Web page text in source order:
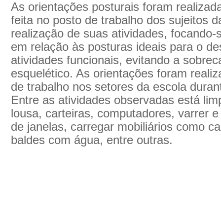
As orientações posturais foram
feita no posto de trabalho dos sujeitos
realização de suas atividades,
em relação às posturas ideais para o
atividades funcionais, evitando a
esquelético. As orientações foram
de trabalho nos setores da escola
Entre as atividades observadas está
lousa, carteiras, computadores, varrer
de janelas, carregar mobiliários como
baldes com água, entre outras.